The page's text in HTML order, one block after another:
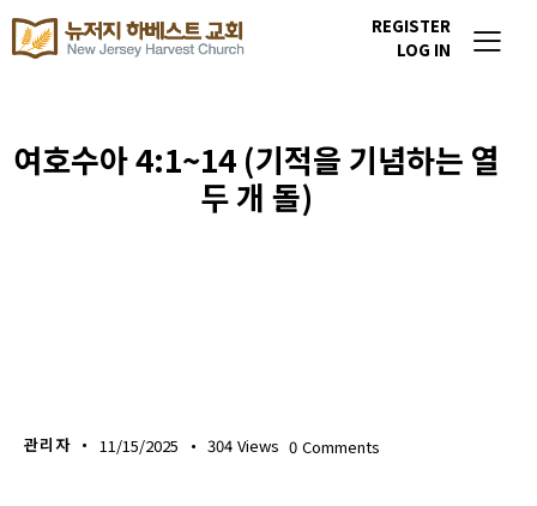
REGISTER
LOG IN
여호수아 4:1~14 (기적을 기념하는 열
두 개 돌)
관리자 11/15/2025 304 Views 0 Comments